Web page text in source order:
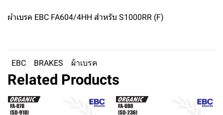
ผ้าเบรค EBC FA604/4HH สำหรับ S1000RR (F)
EBC BRAKES ผ้าเบรค
Related Products